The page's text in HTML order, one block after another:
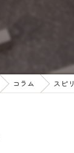
コラム スピ